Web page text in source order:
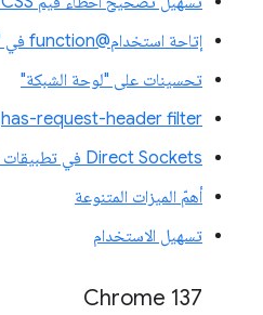
إتاحة استخدام@function في "العناصر" > "الأنماط"
تحسينات على "لوحة الشبكة"
has-request-header filter
Direct Sockets في تطبيقات الويب المعزولة
أهمّ الميزات المتنوعة
تسهيل الاستخدام
‫Chrome 137